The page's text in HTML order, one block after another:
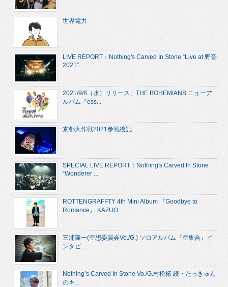
世界電力
LIVE REPORT：Nothing's Carved In Stone “Live at 野音
2021”...
2021/9/8（水）リリース、THE BOHEMIANS ニューア
ルバム『ess...
京都大作戦2021参戦後記
SPECIAL LIVE REPORT：Nothing's Carved In Stone
“Wonderer ...
ROTTENGRAFFTY 4th Mini Album 『Goodbye to
Romance』 KAZUO...
三浦隆一(空想委員会Vo./G.) ソロアルバム『空集合』イ
ンタビ...
Nothing’s Carved In Stone Vo./G.村松拓 続・たっきゅん
のキ...